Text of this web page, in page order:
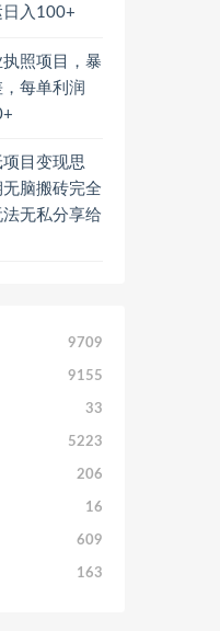
日入100+
照项目，暴
每单利润
目变现思
脑搬砖完全
无私分享给
9709
9155
33
5223
206
16
609
163